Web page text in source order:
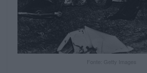
Fonte: Getty Images